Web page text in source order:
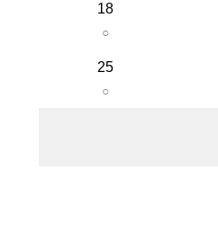
18
○
25
○